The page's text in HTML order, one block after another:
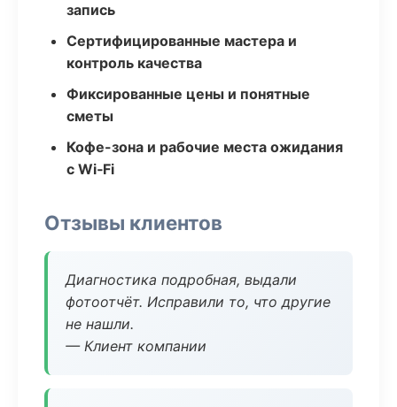
запись
Сертифицированные мастера и
контроль качества
Фиксированные цены и понятные
сметы
Кофе-зона и рабочие места ожидания
с Wi‑Fi
Отзывы клиентов
Диагностика подробная, выдали
фотоотчёт. Исправили то, что другие
не нашли.
— Клиент компании